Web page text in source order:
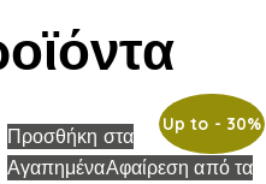
Up to - 30%
Προσθήκη στα
ΑγαπημέναΑφαίρεση από τα